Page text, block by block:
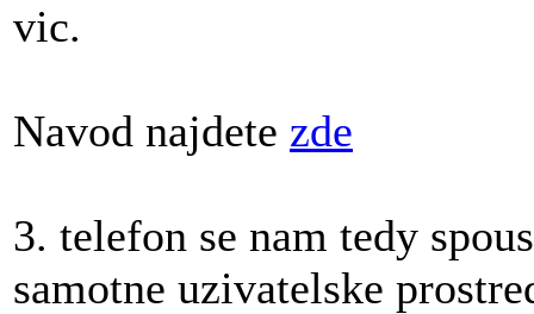
vic.
Navod najdete zde
3. telefon se nam tedy
samotne uzivatelske